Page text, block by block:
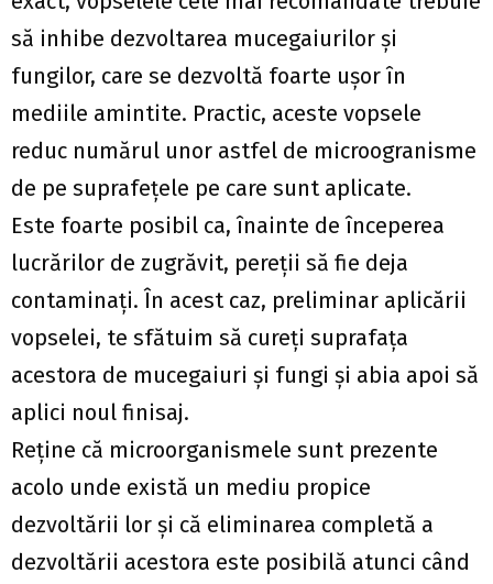
să inhibe dezvoltarea mucegaiurilor şi
fungilor, care se dezvoltă foarte uşor în
mediile amintite. Practic, aceste vopsele
reduc numărul unor astfel de microogranisme
de pe suprafeţele pe care sunt aplicate.
Este foarte posibil ca, înainte de începerea
lucrărilor de zugrăvit, pereţii să fie deja
contaminaţi. În acest caz, preliminar aplicării
vopselei, te sfătuim să cureți suprafaţa
acestora de mucegaiuri şi fungi şi abia apoi să
aplici noul finisaj.
Reţine că microorganismele sunt prezente
acolo unde există un mediu propice
dezvoltării lor şi că eliminarea completă a
dezvoltării acestora este posibilă atunci când